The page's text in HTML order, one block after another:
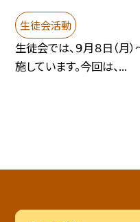
生徒会活動
生徒会では、９月８日（月
施しています。今回は、...